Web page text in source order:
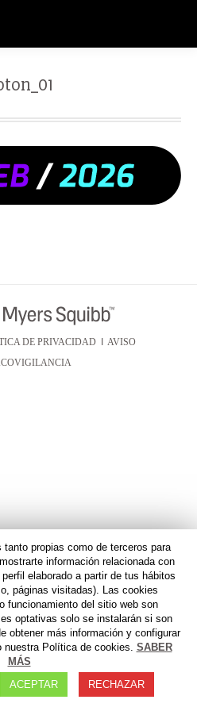
DE PRIVACIDAD
AVISO
propias como de terceros para
información relacionada con
elaborado a partir de tus hábitos
páginas visitadas). Las cookies
funcionamiento del sitio web son
optativas solo se instalarán si son
obtener más información y configurar
nuestra Política de cookies. SABER
MÁS
ACEPTAR RECHAZAR